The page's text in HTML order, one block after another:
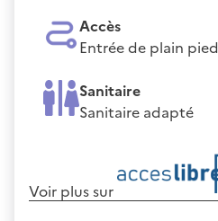
Accès
Entrée de plain pied
Sanitaire
Sanitaire adapté
Voir plus sur